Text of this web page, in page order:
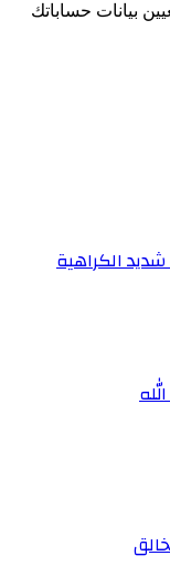
بيانات حساباتك
الكراهية